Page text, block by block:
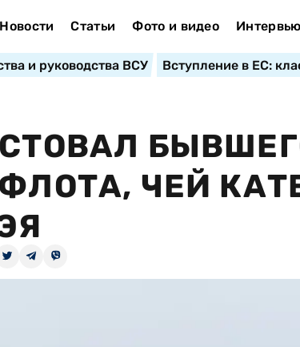
Новости Статьи Фото и видео Интервью
и руководства ВСУ Вступление в ЕС:
ЧЕЙ